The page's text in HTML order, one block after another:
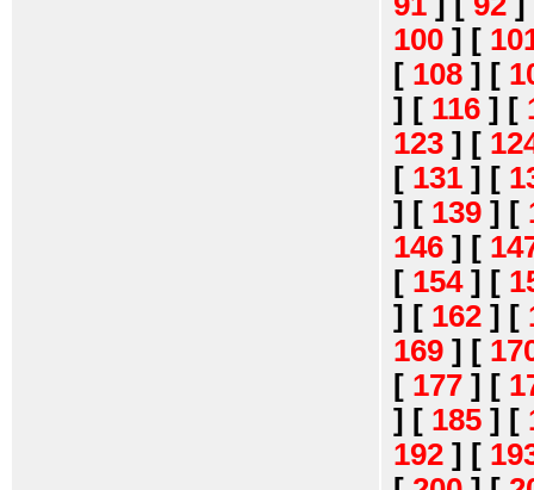
100 ] [
[ 108 ] [
] [ 116 ] [
123 ] [
[ 131 ] [
] [ 139 ] [
146 ] [
[ 154] [
] [ 162 ] [
169 ] [
[ 177 ] [
] [ 185 ] [
192 ] [